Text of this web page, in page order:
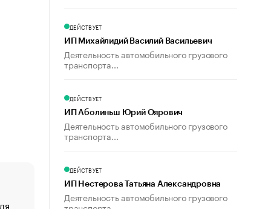
«От спорта тело стареет иначе». Как живет глава
ДЕЙСТВУЕТ
ИП Михайлидий Василий Васильевич
Деятельность автомобильного грузового
транспорта...
ДЕЙСТВУЕТ
ИП Аболиньш Юрий Оярович
Деятельность автомобильного грузового
транспорта...
ДЕЙСТВУЕТ
ИП Нестерова Татьяна Александровна
Деятельность автомобильного грузового